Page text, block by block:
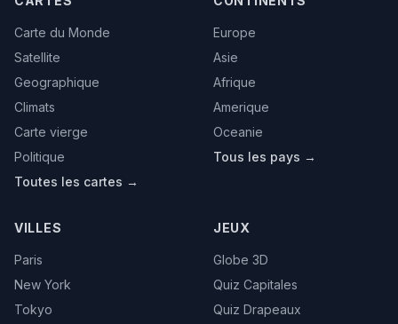
Carte du Monde
Satellite
Geographique
Climats
Carte vierge
Politique
Toutes les cartes →
Europe
Asie
Afrique
Amerique
Oceanie
Tous les pays →
VILLES
Paris
New York
Tokyo
JEUX
Globe 3D
Quiz Capitales
Quiz Drapeaux